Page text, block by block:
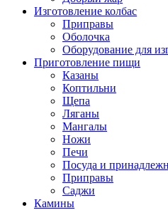
Изготовление колбас
Приправы
Оболочка
Оборудование для
Приготовление пищи
Казаны
Коптильни
Щепа
Ляганы
Мангалы
Ножи
Печи
Посуда и
Приправы
Саджи
Камины